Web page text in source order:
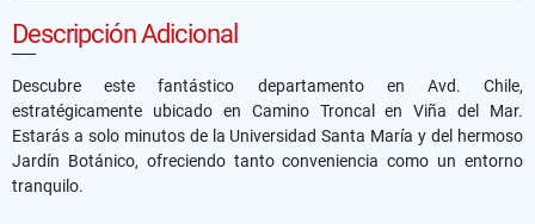
Descripción Adicional
Descubre este fantástico departamento en Avd. Chile,
estratégicamente ubicado en Camino Troncal en Viña del Mar.
Estarás a solo minutos de la Universidad Santa María y del hermoso
Jardín Botánico, ofreciendo tanto conveniencia como un entorno
tranquilo.